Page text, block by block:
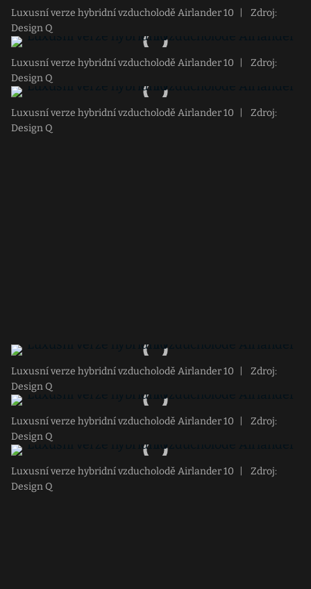
Luxusní verze hybridní vzducholodě Airlander 10
Zdroj:
Design Q
Luxusní verze hybridní vzducholodě Airlander 10
Zdroj:
Design Q
Luxusní verze hybridní vzducholodě Airlander 10
Zdroj:
Design Q
Luxusní verze hybridní vzducholodě Airlander 10
Zdroj:
Design Q
Luxusní verze hybridní vzducholodě Airlander 10
Zdroj:
Design Q
Luxusní verze hybridní vzducholodě Airlander 10
Zdroj:
Design Q